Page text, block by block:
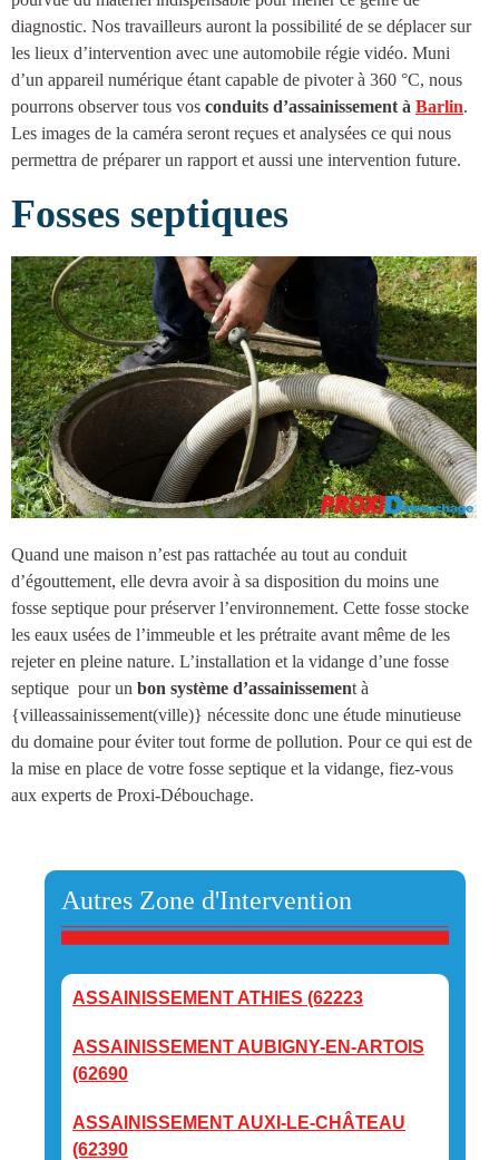
diagnostic. Nos travailleurs auront la possibilité de se déplacer sur
les lieux d’intervention avec une automobile régie vidéo. Muni
d’un appareil numérique étant capable de pivoter à 360 °C, nous
pourrons observer tous vos conduits d’assainissement à Barlin.
Les images de la caméra seront reçues et analysées ce qui nous
permettra de préparer un rapport et aussi une intervention future.
Fosses septiques
Quand une maison n’est pas rattachée au tout au conduit
d’égouttement, elle devra avoir à sa disposition du moins une
fosse septique pour préserver l’environnement. Cette fosse stocke
les eaux usées de l’immeuble et les prétraite avant même de les
rejeter en pleine nature. L’installation et la vidange d’une fosse
septique pour un bon système d’assainissement à
{villeassainissement(ville)} nécessite donc une étude minutieuse
du domaine pour éviter tout forme de pollution. Pour ce qui est de
la mise en place de votre fosse septique et la vidange, fiez-vous
aux experts de Proxi-Débouchage.
Autres Zone d'Intervention
ASSAINISSEMENT ATHIES (62223
ASSAINISSEMENT AUBIGNY-EN-ARTOIS
(62690
ASSAINISSEMENT AUXI-LE-CHÂTEAU
(62390